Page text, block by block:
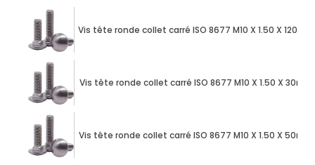
Vis tête ronde collet carré ISO 8677 M10 X 1.50 X
Vis tête ronde collet carré ISO 8677 M10 X 1.50 X
Vis tête ronde collet carré ISO 8677 M10 X 1.50 X